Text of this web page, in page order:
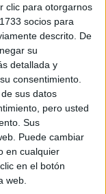
clic para otorgarnos
socios para
descrito. De
su
detallada y
consentimiento.
sus datos
pero usted
Sus
Puede cambiar
en cualquier
en el botón
web.
oficiales:
de los Recursos
Mundus de la
en